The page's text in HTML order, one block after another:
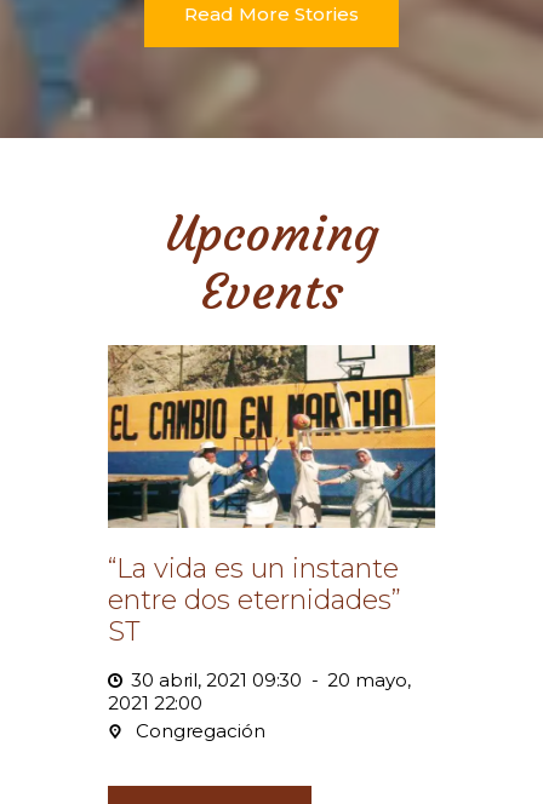
Read More Stories
Upcoming
Events
“La vida es un instante
entre dos eternidades”
ST
30 abril, 2021 09:30 - 20 mayo,
2021 22:00
Congregación